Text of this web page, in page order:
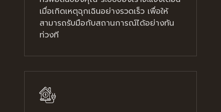
เมื่อเกิดเหตุฉุกเฉินอย่างรวดเร็ว เพื่อให้
สามารถรับมือกับสถานการณ์ได้อย่างทัน
ท่วงที